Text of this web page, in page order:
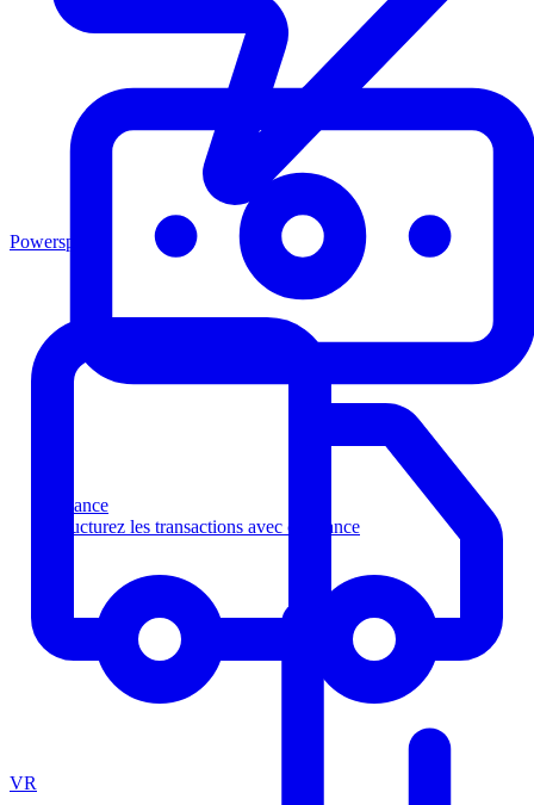
Finance
Structurez les transactions avec confiance
Powersports
VR